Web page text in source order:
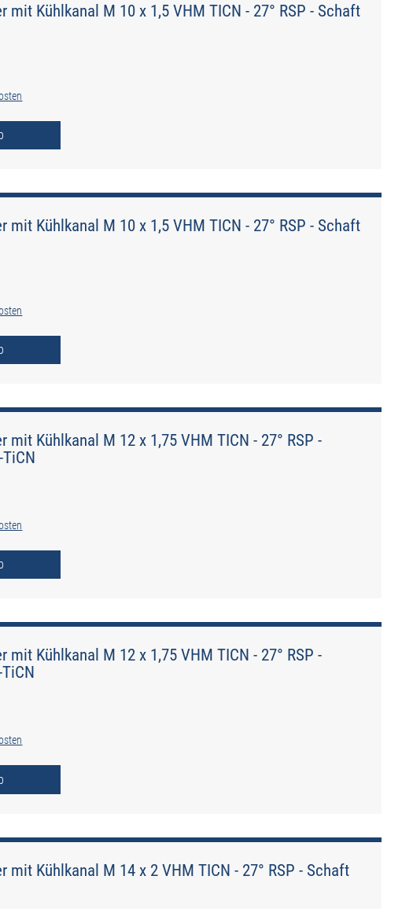
mit Kühlkanal M 10 x 1,5 VHM TICN - 27° RSP - Schaft
mit Kühlkanal M 10 x 1,5 VHM TICN - 27° RSP - Schaft
mit Kühlkanal M 12 x 1,75 VHM TICN - 27° RSP -
mit Kühlkanal M 12 x 1,75 VHM TICN - 27° RSP -
mit Kühlkanal M 14 x 2 VHM TICN - 27° RSP - Schaft